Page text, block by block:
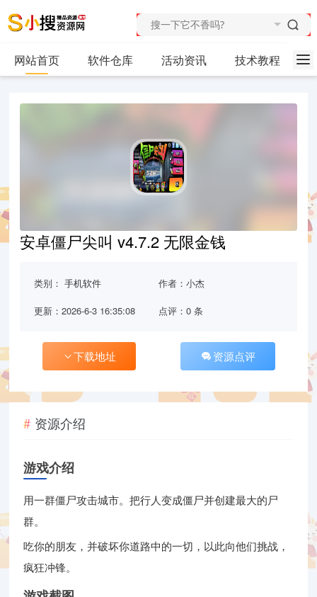
网站首页 软件仓库 活动资讯 技术教程
安卓僵尸尖叫 v4.7.2 无限金钱
类别：手机软件 作者：小杰
更新：2026-6-3 16:35:08 点评：0 条
下载地址 资源点评
资源介绍
游戏介绍
用一群僵尸攻击城市。把行人变成僵尸并创建最大的尸
群。
吃你的朋友，并破坏你道路中的一切，以此向他们挑战，
疯狂冲锋。